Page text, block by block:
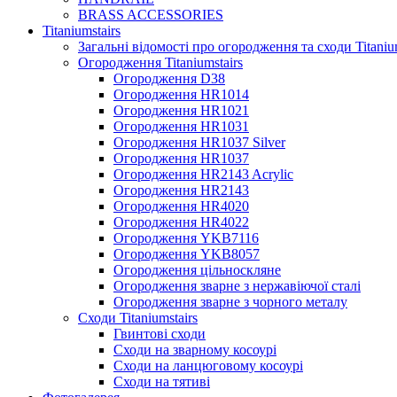
BRASS ACCESSORIES
Titaniumstairs
Загальні відомості про огородження та сходи
Огородження Titaniumstairs
Огородження D38
Огородження HR1014
Огородження HR1021
Огородження HR1031
Огородження HR1037 Silver
Огородження HR1037
Огородження HR2143 Acrylic
Огородження HR2143
Огородження HR4020
Огородження HR4022
Огородження YKB7116
Огородження YKB8057
Огородження цільноскляне
Огородження зварне з нержавіючої сталі
Огородження зварне з чорного металу
Сходи Titaniumstairs
Гвинтові сходи
Cходи на зварному косоурі
Сходи на ланцюговому косоурі
Cходи на тятиві